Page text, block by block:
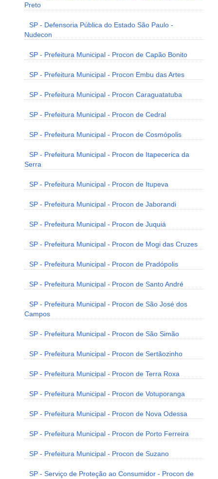
Preto
SP - Defensoria Pública do Estado São Paulo -
Nudecon
SP - Prefeitura Municipal - Procon de Capão Bonito
SP - Prefeitura Municipal - Procon Embu das Artes
SP - Prefeitura Municipal - Procon Caraguatatuba
SP - Prefeitura Municipal - Procon de Cedral
SP - Prefeitura Municipal - Procon de Cosmópolis
SP - Prefeitura Municipal - Procon de Itapecerica da
Serra
SP - Prefeitura Municipal - Procon de Itupeva
SP - Prefeitura Municipal - Procon de Jaborandi
SP - Prefeitura Municipal - Procon de Juquiá
SP - Prefeitura Municipal - Procon de Mogi das Cruzes
SP - Prefeitura Municipal - Procon de Pradópolis
SP - Prefeitura Municipal - Procon de Santo André
SP - Prefeitura Municipal - Procon de São José dos
Campos
SP - Prefeitura Municipal - Procon de São Simão
SP - Prefeitura Municipal - Procon de Sertãozinho
SP - Prefeitura Municipal - Procon de Terra Roxa
SP - Prefeitura Municipal - Procon de Votuporanga
SP - Prefeitura Municipal - Procon de Nova Odessa
SP - Prefeitura Municipal - Procon de Porto Ferreira
SP - Prefeitura Municipal - Procon de Suzano
SP - Serviço de Proteção ao Consumidor - Procon de